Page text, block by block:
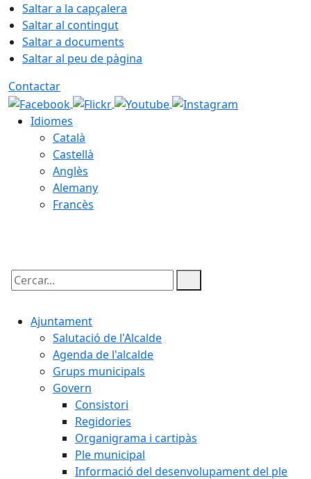
Saltar a la capçalera
Saltar al contingut
Saltar a documents
Saltar al peu de pàgina
Contactar
Idiomes
Català
Castellà
Anglès
Alemany
Francès
Cercar:
Ajuntament
Salutació de l'Alcalde
Agenda de l'alcalde
Grups municipals
Govern
Consistori
Regidories
Organigrama i cartipàs
Ple municipal
Informació del desenvolupament del ple